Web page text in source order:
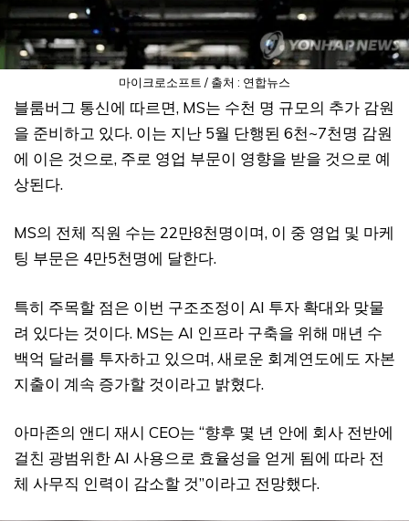
마이크로소프트 / 출처 : 연합뉴스
블룸버그 통신에 따르면, MS는 수천 명 규모의 추가 감원
을 준비하고 있다. 이는 지난 5월 단행된 6천~7천명 감원
에 이은 것으로, 주로 영업 부문이 영향을 받을 것으로 예
상된다.
MS의 전체 직원 수는 22만8천명이며, 이 중 영업 및 마케
팅 부문은 4만5천명에 달한다.
특히 주목할 점은 이번 구조조정이 AI 투자 확대와 맞물
려 있다는 것이다. MS는 AI 인프라 구축을 위해 매년 수
백억 달러를 투자하고 있으며, 새로운 회계연도에도 자본
지출이 계속 증가할 것이라고 밝혔다.
아마존의 앤디 재시 CEO는 “향후 몇 년 안에 회사 전반에
걸친 광범위한 AI 사용으로 효율성을 얻게 됨에 따라 전
체 사무직 인력이 감소할 것”이라고 전망했다.